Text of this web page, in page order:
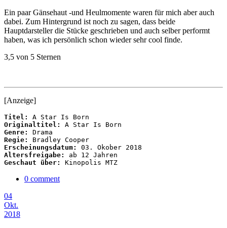
Ein paar Gänsehaut -und Heulmomente waren für mich aber auch
dabei. Zum Hintergrund ist noch zu sagen, dass beide
Hauptdarsteller die Stücke geschrieben und auch selber performt
haben, was ich persönlich schon wieder sehr cool finde.
3,5 von 5 Sternen
[Anzeige]
Titel:
Originaltitel:
Genre:
Regie:
Erscheinungsdatum:
Altersfreigabe:
Geschaut über:
Kinopolis MTZ
0 comment
04
Okt.
2018